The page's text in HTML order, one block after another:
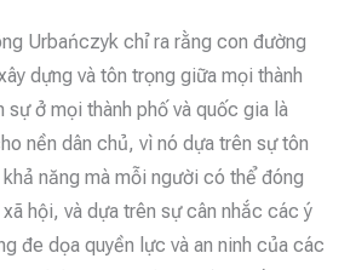
Urbańczyk chỉ ra rằng con đường
dựng và tôn trọng giữa mọi thành
sự ở mọi thành phố và quốc gia là
nền dân chủ, vì nó dựa trên sự tôn
năng mà mỗi người có thể đóng
hội, và dựa trên sự cân nhắc các ý
đe dọa quyền lực và an ninh của các